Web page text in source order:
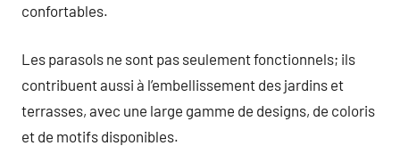
confortables.
Les parasols ne sont pas seulement fonctionnels; ils
contribuent aussi à l’embellissement des jardins et
terrasses, avec une large gamme de designs, de coloris
et de motifs disponibles.